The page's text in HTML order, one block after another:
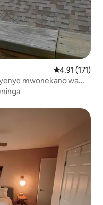
Ukadiriaji wa
4.91 (171)
mwonekano wa